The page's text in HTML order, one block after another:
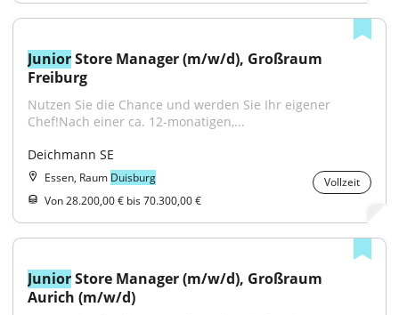
Junior Store Manager (m/w/d), Großraum
Freiburg
Nutzen Sie die Chance und werden Sie Ihr eigener
Chef!Nach einer ca. 12-monatigen,...
Deichmann SE
Essen, Raum Duisburg
Vollzeit
Von 28.200,00 € bis 70.300,00 €
Junior Store Manager (m/w/d), Großraum
Aurich (m/w/d)